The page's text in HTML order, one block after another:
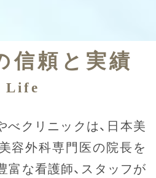
信頼と実績
Life
クリニックは、日本美
容外科専門医の院長を
富な看護師、スタッフが